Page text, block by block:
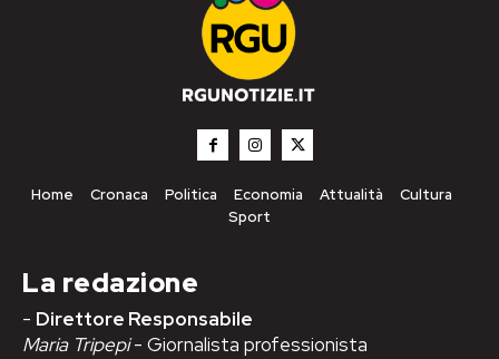
Home Cronaca Politica Economia Attualità
Cultura
Sport
La redazione
- Direttore Responsabile
Maria Tripepi- Giornalista professionista